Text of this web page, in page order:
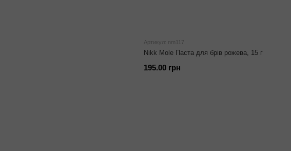
Артикул: nm117
Nikk Mole Паста для брів рожева, 15 г
195.00 грн